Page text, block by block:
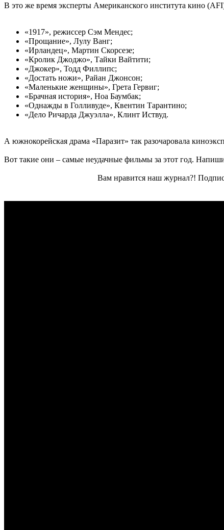
В это же время эксперты Американского института кино
«1917», режиссер Сэм Мендес;
«Прощание», Лулу Ванг;
«Ирландец», Мартин Скорсезе;
«Кролик Джоджо», Тайки Вайтити;
«Джокер», Тодд Филлипс;
«Достать ножи», Райан Джонсон;
«Маленькие женщины», Грета Гервиг;
«Брачная история», Ноа Баумбак;
«Однажды в Голливуде», Квентин Тарантино;
«Дело Ричарда Джуэлла», Клинт Иствуд.
А южнокорейская драма «Паразит» так разочаровала
Вот такие они – самые неудачные фильмы за этот год.
Вам нравится наш журнал?!